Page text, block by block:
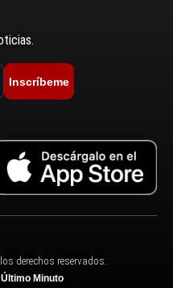
Inscríbeme
derechos reservados.
Minuto